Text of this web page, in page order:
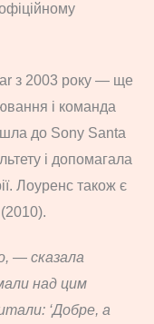
з 2003 року — ще
і команда
до Sony Santa
і допомагала
Лоуренс також є
— сказала
над цим
‘Добре, а